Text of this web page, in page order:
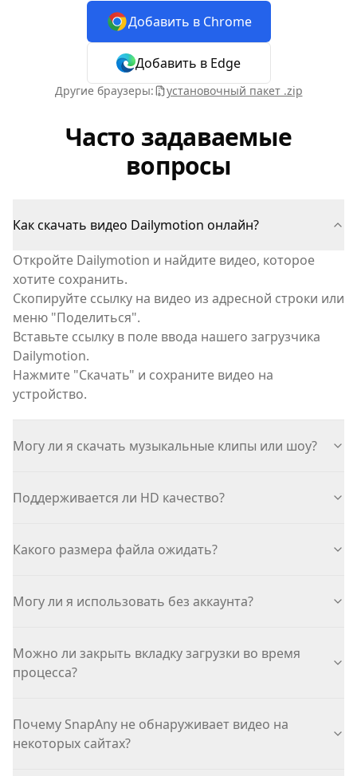
Добавить в Chrome
Добавить в Edge
Другие браузеры: установочный пакет .zip
Часто задаваемые
вопросы
Как скачать видео Dailymotion онлайн?
Откройте Dailymotion и найдите видео, которое
хотите сохранить.
Скопируйте ссылку на видео из адресной строки или
меню "Поделиться".
Вставьте ссылку в поле ввода нашего загрузчика
Dailymotion.
Нажмите "Скачать" и сохраните видео на
устройство.
Могу ли я скачать музыкальные клипы или шоу?
Поддерживается ли HD качество?
Какого размера файла ожидать?
Могу ли я использовать без аккаунта?
Можно ли закрыть вкладку загрузки во время
процесса?
Почему SnapAny не обнаруживает видео на
некоторых сайтах?